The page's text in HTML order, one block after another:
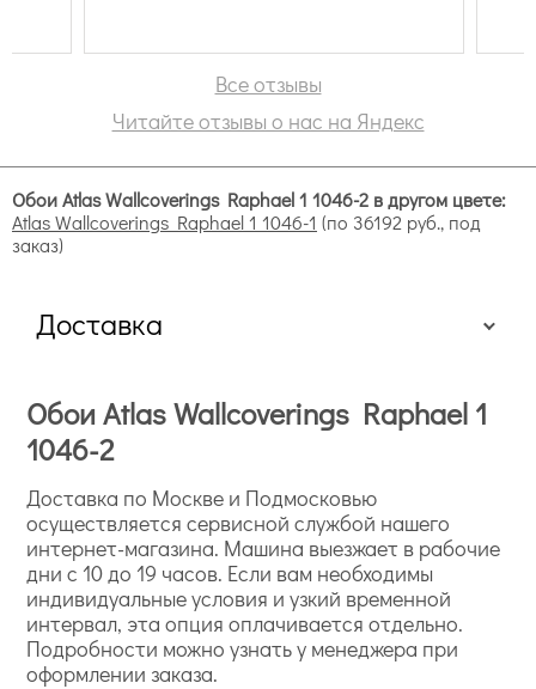
всегда на связи в ватсап. Никак в
большинстве компаний, где о вас
забывают сразу после получения
оплаты и нужно добиваться ответов
почту по статусу заказа и тд. В
общем, солидная организация.
Все отзывы
Читайте отзывы о нас на Яндекс
Обои Atlas Wallcoverings Raphael 1 1046-2 в другом цвете:
Atlas Wallcoverings Raphael 1 1046-1 (по 36192 руб., под
заказ)
Доставка
Обои Atlas Wallcoverings Raphael 1
1046-2
Доставка по Москве и Подмосковью
осуществляется сервисной службой нашего
интернет-магазина. Машина выезжает в рабочие
дни с 10 до 19 часов. Если вам необходимы
индивидуальные условия и узкий временной
интервал, эта опция оплачивается отдельно.
Подробности можно узнать у менеджера при
оформлении заказа.